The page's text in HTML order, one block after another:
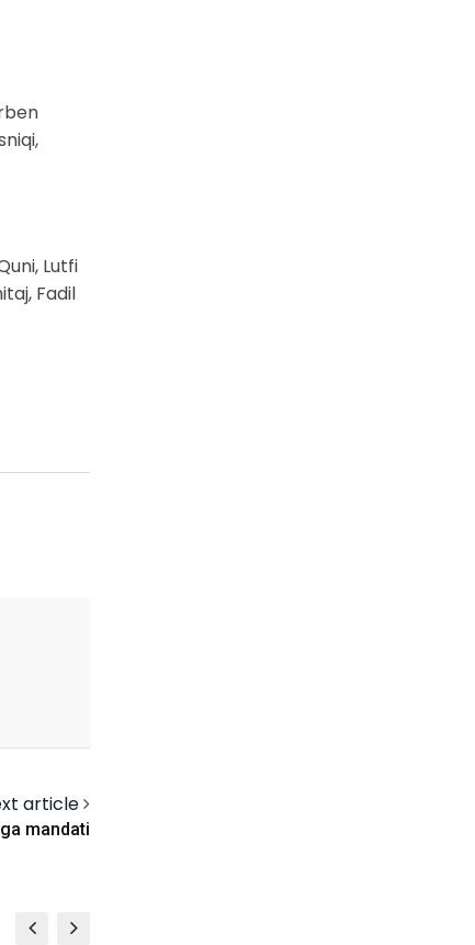
Lutfi
Fadil
article
mandati